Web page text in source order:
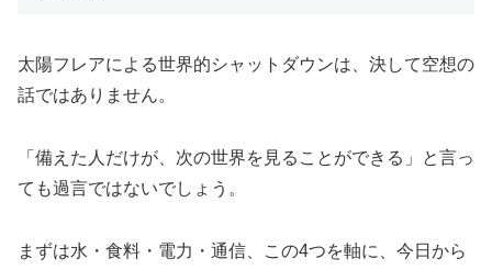
太陽フレアによる世界的シャットダウンは、決して空想の
話ではありません。
「備えた人だけが、次の世界を見ることができる」と言っ
ても過言ではないでしょう。
まずは水・食料・電力・通信、この4つを軸に、今日から